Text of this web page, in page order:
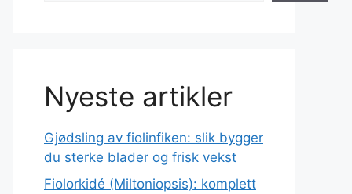
Nyeste artikler
Gjødsling av fiolinfiken: slik bygger
du sterke blader og frisk vekst
Fiolorkidé (Miltoniopsis): komplett